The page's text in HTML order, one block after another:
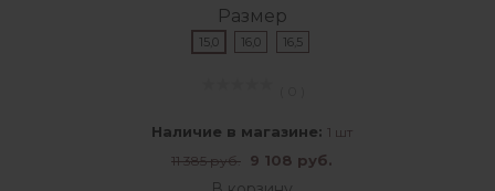
Размер
15,0 16,0 16,5
Наличие в магазине: 1 шт
11 385 руб. 9 108 руб.